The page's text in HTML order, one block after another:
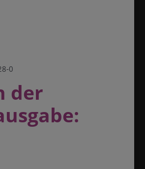
0
der